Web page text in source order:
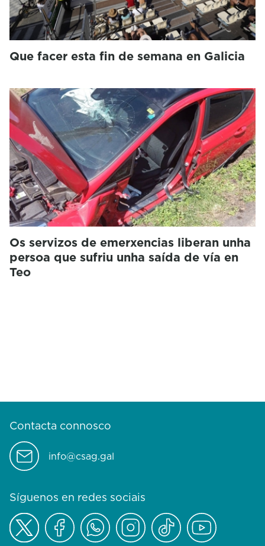
Que facer esta fin de semana en Galicia
Os servizos de emerxencias liberan unha
persoa que sufriu unha saída de vía en
Teo
Contacta connosco
info@csag.gal
Síguenos en redes sociais